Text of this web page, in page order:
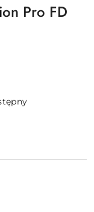
Pro FD